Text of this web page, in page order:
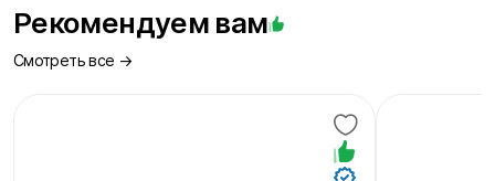
Рекомендуем вам
Смотреть все →